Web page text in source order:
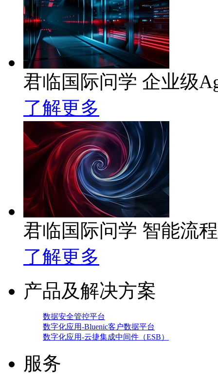
君临国际问学 企业级
了解更多
君临国际问学 智能流
了解更多
产品及解决方案
数据安全管控平台
数字化应用-Bluenic客户数据平台
数字化应用-云捷集成中间件（ESB）
服务